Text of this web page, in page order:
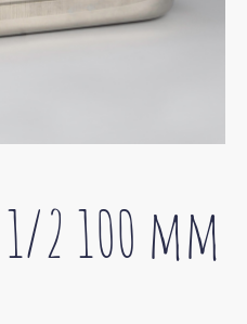
2 100 mm